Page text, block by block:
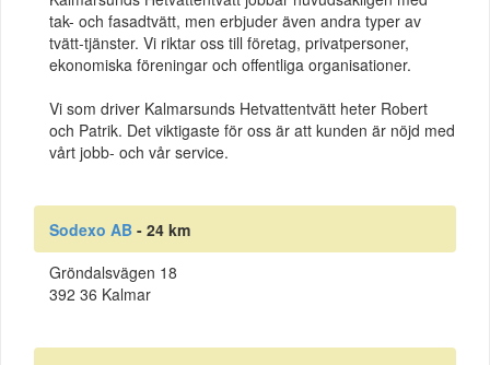
tak- och fasadtvätt, men erbjuder även andra typer av
tvätt-tjänster. Vi riktar oss till företag, privatpersoner,
ekonomiska föreningar och offentliga organisationer.
Vi som driver Kalmarsunds Hetvattentvätt heter Robert
och Patrik. Det viktigaste för oss är att kunden är nöjd med
vårt jobb- och vår service.
Sodexo AB - 24 km
Gröndalsvägen 18
392 36 Kalmar